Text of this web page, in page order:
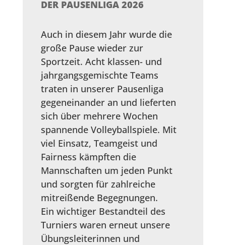
DER PAUSENLIGA 2026
Auch in diesem Jahr wurde die
große Pause wieder zur
Sportzeit. Acht klassen- und
jahrgangsgemischte Teams
traten in unserer Pausenliga
gegeneinander an und lieferten
sich über mehrere Wochen
spannende Volleyballspiele. Mit
viel Einsatz, Teamgeist und
Fairness kämpften die
Mannschaften um jeden Punkt
und sorgten für zahlreiche
mitreißende Begegnungen.
Ein wichtiger Bestandteil des
Turniers waren erneut unsere
Übungsleiterinnen und